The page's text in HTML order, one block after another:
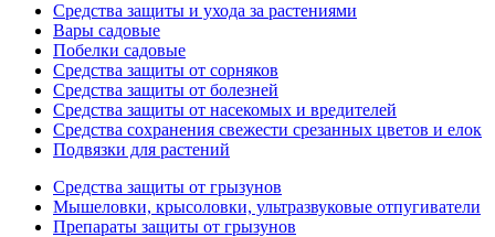
Средства защиты и ухода за растениями
Вары садовые
Побелки садовые
Средства защиты от сорняков
Средства защиты от болезней
Средства защиты от насекомых и вредителей
Средства сохранения свежести срезанных цветов и елок
Подвязки для растений
Средства защиты от грызунов
Мышеловки, крысоловки, ультразвуковые отпугиватели
Препараты защиты от грызунов